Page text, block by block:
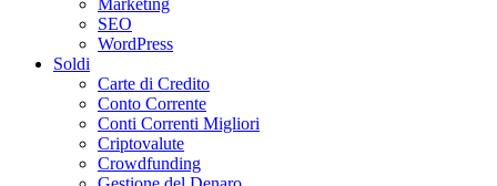
Marketing
SEO
WordPress
Soldi
Carte di Credito
Conto Corrente
Conti Correnti Migliori
Criptovalute
Crowdfunding